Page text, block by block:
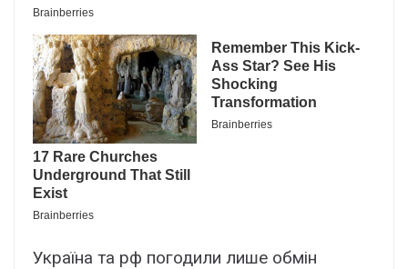
Україна та рф погодили лише обмін